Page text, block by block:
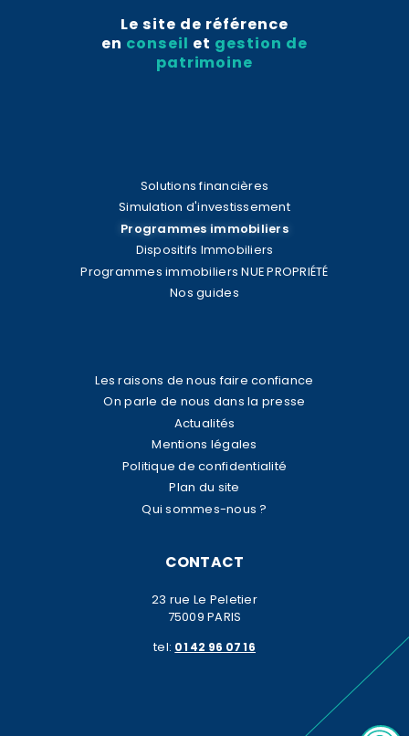
Le site de référence
en conseil et gestion de
patrimoine
Solutions financières
Simulation d'investissement
Programmes immobiliers
Dispositifs Immobiliers
Programmes immobiliers NUE PROPRIÉTÉ
Nos guides
Les raisons de nous faire confiance
On parle de nous dans la presse
Actualités
Mentions légales
Politique de confidentialité
Plan du site
Qui sommes-nous ?
CONTACT
23 rue Le Peletier
75009 PARIS
tel: 01 42 96 07 16